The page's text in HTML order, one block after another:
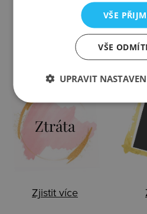
Zjistit více
Ztráta
Zjistit více
VŠE
VŠE
UPRAVIT